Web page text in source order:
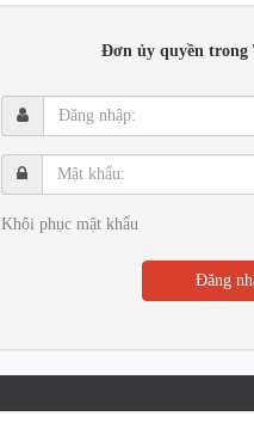
Đơn ủy quyền trong
Đăng
nhập:
Mật
khẩu:
Khôi phục mật khẩu
Đăng